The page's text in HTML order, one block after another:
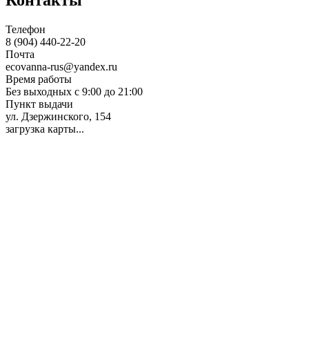
Телефон
8 (904) 440-22-20
Почта
ecovanna-rus@yandex.ru
Время работы
Без выходных с 9:00 до 21:00
Пункт выдачи
ул. Дзержинского, 154
загрузка карты...